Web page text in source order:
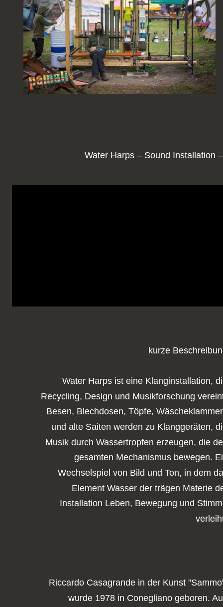
Riccardo Casagrande in der Kunst
wurde 1978 in Conegliano geboren.
Water Harps – Sound Installation –
kurze
Water Harps ist eine Klanginstallation,
Recycling, Design und Musikforschung
Besen, Blechdosen, Töpfe,
und alte Saiten werden zu Klanggeräten,
Musik durch Wassertropfen erzeugen, die
gesamten Mechanismus bewegen.
Wechselspiel von Bild und Ton, in dem
Element Wasser der trägen Materie
Installation Leben, Bewegung und